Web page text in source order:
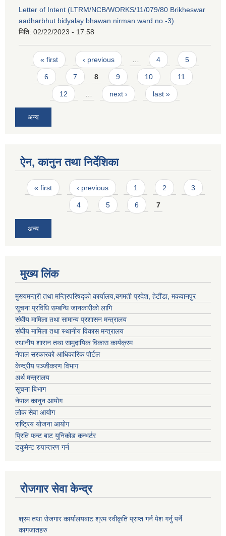
Letter of Intent (LTRM/NCB/WORKS/11/079/80 Brikheswar
aadharbhut bidyalay bhawan nirman ward no.-3)
मिति: 02/22/2023 - 17:58
Pages
« first ‹ previous 4 5
6 7 8 9 10 11
12 next › last »
अन्य
ऐन, कानुन तथा निर्देशिका
Pages
« first ‹ previous 1 2 3
4 5 6 7
अन्य
मुख्य लिंक
मुख्यमन्त्री तथा मन्त्रिपरिषद्को कार्यालय,बगमती प्रदेश, हेटौंडा, मकवानपुर
सूचना प्रविधि सम्बन्धि जानकारीको लागि
संघीय मामिला तथा सामान्य प्रशासन मन्त्रालय
संघीय मामिला तथा स्थानीय विकास मन्त्रालय
स्थानीय शासन तथा सामुदायिक विकास कार्यक्रम
नेपाल सरकारको आधिकारिक पोर्टल
केन्द्रीय पञ्जीकरण विभाग
अर्थ मन्त्रालय
सूचना बिभाग
नेपाल कानुन आयोग
लोक सेवा आयोग
राष्ट्रिय योजना आयोग
प्रिति फन्ट बाट युनिकोड कन्भर्टर
डकुमेन्ट रुपान्तरण गर्न
रोजगार सेवा केन्द्र
श्रम तथा रोजगार कार्यालयबाट श्रम स्वीकृति प्राप्त गर्न पेश गर्नु पर्ने
कागजातहरु